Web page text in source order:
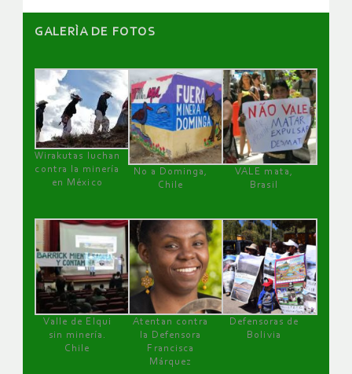
GALERÌA DE FOTOS
Wirakutas luchan
contra la minería
en México
No a Dominga,
Chile
VALE mata,
Brasil
Valle de Elqui
sin minería.
Chile
Atentan contra
la Defensora
Francisca
Márquez
Defensoras de
Bolivia